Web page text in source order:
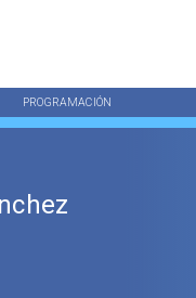
PROGRAMACIÓN